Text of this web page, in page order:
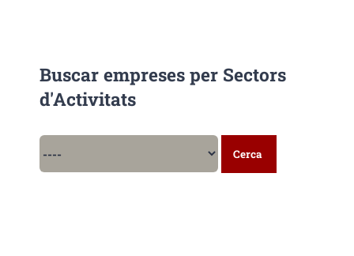
Buscar empreses per Sectors
d'Activitats